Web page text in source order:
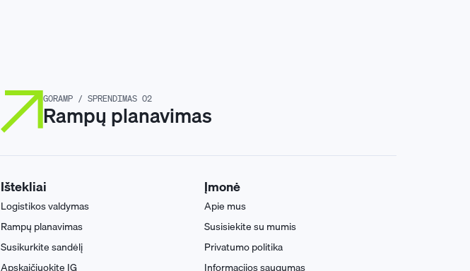
GORAMP / SPRENDIMAS 02
Rampų planavimas
Ištekliai
Logistikos valdymas
Rampų planavimas
Susikurkite sandėlį
Apskaičiuokite IG
Įmonė
Apie mus
Susisiekite su mumis
Privatumo politika
Informacijos saugumas